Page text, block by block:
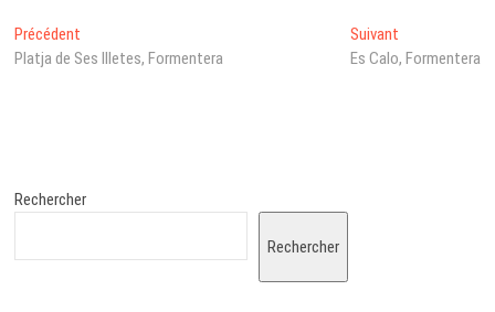
Navigation
de
Précédent
précédent
Platja de Ses Illetes, Formentera
SuivantNext
post:
Es Calo, Formentera
Rechercher
Rechercher